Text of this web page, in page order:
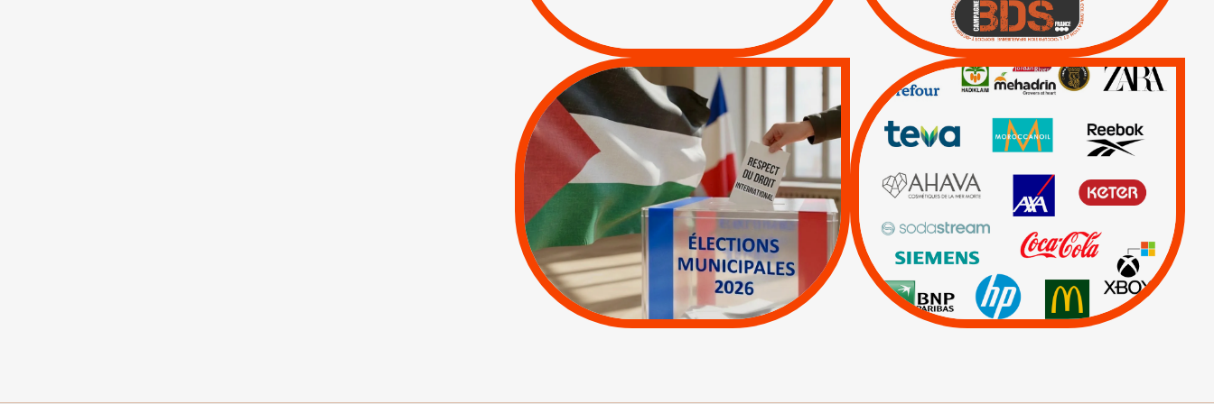
Lettres d'interpellation
MUNICIPALES 2026 :
JE VOTE POUR LE
RESPECT DU DROIT
INTERNATIONAL EN
PALESTINE
APPELS | Actus |
Espaces Sans
Apartheid
| Lettres d'interpellation
QUE BOYCOTTER ?
BOYCOTT DÉSINVESTISSEMENT
Actus | Ahava
Carrefour HP
Keter |
Livres et brochures
Mehadrin | PUMA |
Sodastream
Visuels, tracts,
affiches,...